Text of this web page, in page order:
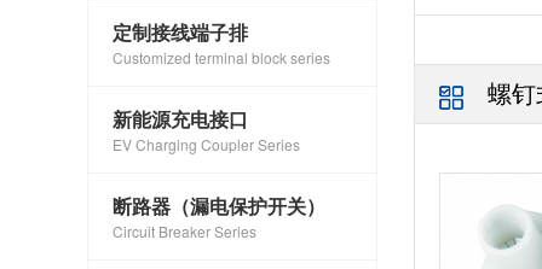
定制接线端子排
Customized terminal block series
新能源充电接口
EV Charging Coupler Series
断路器（漏电保护开关）
Circuit Breaker Series
螺